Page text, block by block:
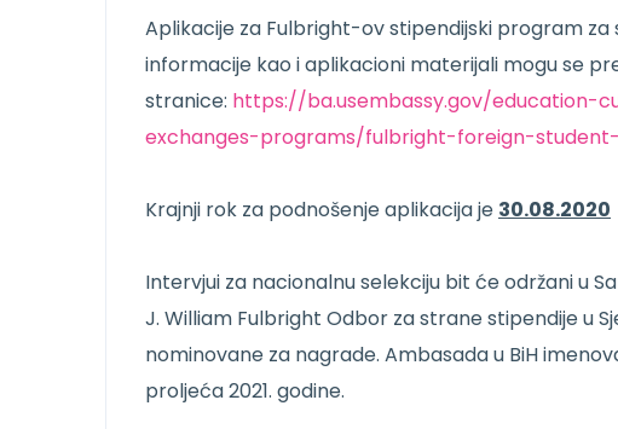
Aplikacije za Fulbright-ov stipendijski program
informacije kao i aplikacioni materijali mogu se
stranice: https://ba.usembassy.gov/education-
exchanges-programs/fulbright-foreign-
Krajnji rok za podnošenje aplikacija je 30.08.2020
Intervjui za nacionalnu selekciju bit će održani u
J. William Fulbright Odbor za strane stipendije u
nominovane za nagrade. Ambasada u BiH
proljeća 2021. godine.